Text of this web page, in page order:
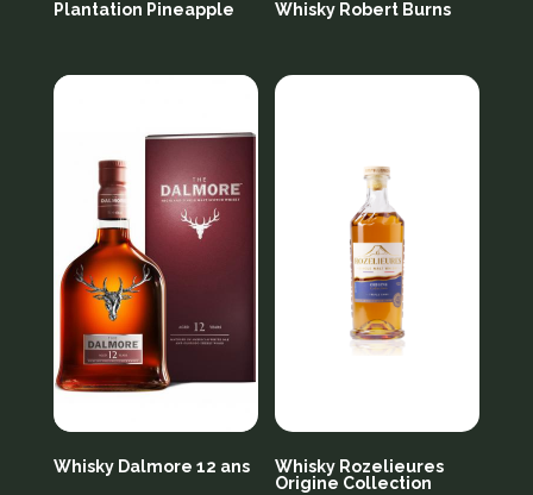
Plantation Pineapple Whisky Robert Burns
Whisky Dalmore 12 ans
Whisky Rozelieures
Origine Collection